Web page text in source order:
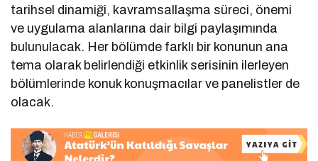
tarihsel dinamiği, kavramsallaşma süreci, önemi
ve uygulama alanlarına dair bilgi paylaşımında
bulunulacak. Her bölümde farklı bir konunun ana
tema olarak belirlendiği etkinlik serisinin ilerleyen
bölümlerinde konuk konuşmacılar ve panelistler de
olacak.